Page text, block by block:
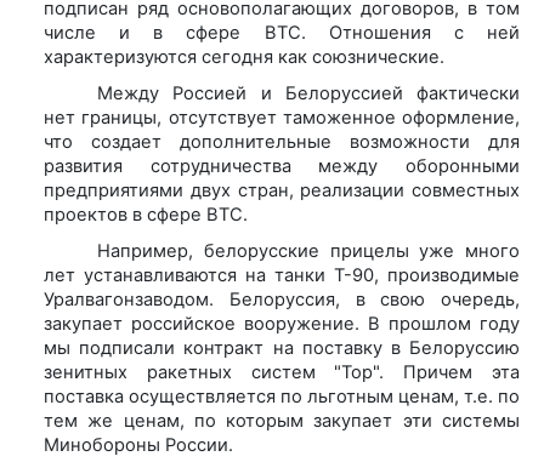
подписан ряд основополагающих договоров, в том
числе и в сфере ВТС. Отношения с ней
характеризуются сегодня как союзнические.
Между Россией и Белоруссией фактически
нет границы, отсутствует таможенное оформление,
что создает дополнительные возможности для
развития сотрудничества между оборонными
предприятиями двух стран, реализации совместных
проектов в сфере ВТС.
Например, белорусские прицелы уже много
лет устанавливаются на танки Т-90, производимые
Уралвагонзаводом. Белоруссия, в свою очередь,
закупает российское вооружение. В прошлом году
мы подписали контракт на поставку в Белоруссию
зенитных ракетных систем "Тор". Причем эта
поставка осуществляется по льготным ценам, т.е. по
тем же ценам, по которым закупает эти системы
Минобороны России.